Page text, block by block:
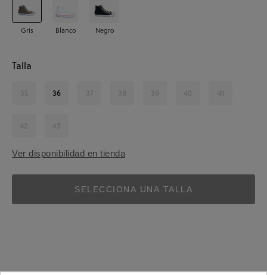
Gris Blanco Negro
Talla
35 36 37 38 39 40 41
42 43
Ver disponibilidad en tienda
SELECCIONA UNA TALLA